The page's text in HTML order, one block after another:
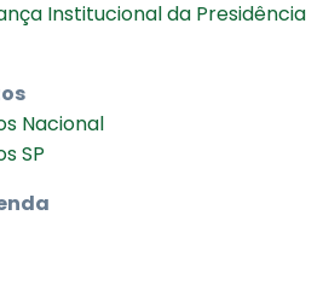
Institucional da Presidência
Nacional
SP